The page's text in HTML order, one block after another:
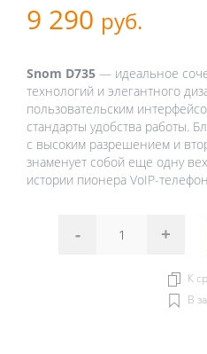
9 290 руб.
Snom D735 — идеальное
технологий и элегантного
пользовательским
стандарты удобства работы.
с высоким разрешением и
знаменует собой еще одну
истории пионера VoIP-
- +
К
В